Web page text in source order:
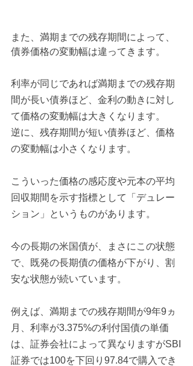
また、満期までの残存期間によって、
債券価格の変動幅は違ってきます。
利率が同じであれば満期までの残存期
間が長い債券ほど、金利の動きに対し
て価格の変動幅は大きくなります。
逆に、残存期間が短い債券ほど、価格
の変動幅は小さくなります。
こういった価格の感応度や元本の平均
回収期間を示す指標として「デュレー
ション」というものがあります。
今の長期の米国債が、まさにこの状態
で、既発の長期債の価格が下がり、割
安な状態が続いています。
例えば、満期までの残存期間が9年9ヵ
月、利率が3.375%の利付国債の単価
は、証券会社によって異なりますがSBI
証券では100を下回り97.84で購入でき